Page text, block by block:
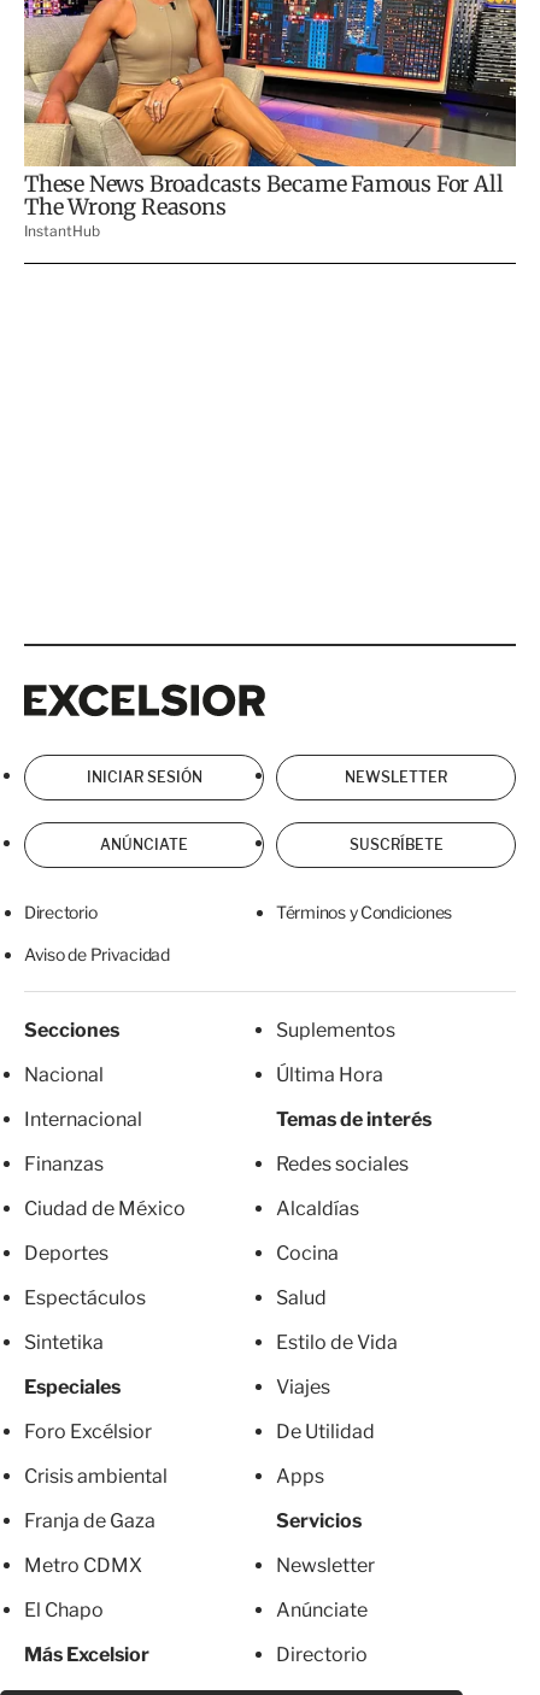
INICIAR SESIÓN NEWSLETTER
ANÚNCIATE SUSCRÍBETE
Directorio Términos y Condiciones
Aviso de Privacidad
Secciones
Nacional
Internacional
Finanzas
Ciudad de México
Deportes
Espectáculos
Sintetika
Especiales
Foro Excélsior
Crisis ambiental
Franja de Gaza
Metro CDMX
El Chapo
Más Excelsior
Suplementos
Última Hora
Temas de interés
Redes sociales
Alcaldías
Cocina
Salud
Estilo de Vida
Viajes
De Utilidad
Apps
Servicios
Newsletter
Anúnciate
Directorio